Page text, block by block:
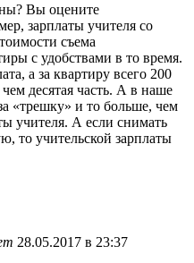
Вы оцените
зарплаты учителя со
съема
с удобствами в то время.
а за квартиру всего 200
десятая часть. А в наше
«трешку» и то больше, чем
учителя. А если снимать
то учительской зарплаты
28.05.2017 в 23:37